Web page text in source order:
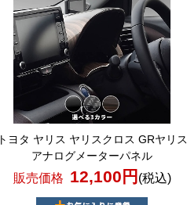
トヨタ ヤリス ヤリスクロス GRヤリス
アナログメーターパネル
販売価格 12,100円 (税込)